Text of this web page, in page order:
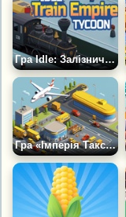
Гра Idle: Залізнична Імперія
Гра «Імперія Таксі: Магнат Аеропорту»